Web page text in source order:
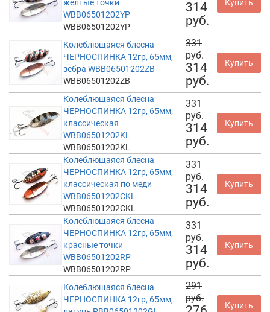
желтые точки
WBB06501202YP
WBB06501202YP
314
руб.
Купить
Колеблющаяся блесна
ЧЕРНОСПИНКА 12гр, 65мм,
зебра WBB06501202ZB
WBB06501202ZB
331
руб.
314
руб.
Купить
Колеблющаяся блесна
ЧЕРНОСПИНКА 12гр, 65мм,
классическая
WBB06501202KL
WBB06501202KL
331
руб.
314
руб.
Купить
Колеблющаяся блесна
ЧЕРНОСПИНКА 12гр, 65мм,
классическая по меди
WBB06501202CKL
WBB06501202CKL
331
руб.
314
руб.
Купить
Колеблющаяся блесна
ЧЕРНОСПИНКА 12гр, 65мм,
красные точки
WBB06501202RP
WBB06501202RP
331
руб.
314
руб.
Купить
Колеблющаяся блесна
ЧЕРНОСПИНКА 12гр, 65мм,
291
руб.
Купить